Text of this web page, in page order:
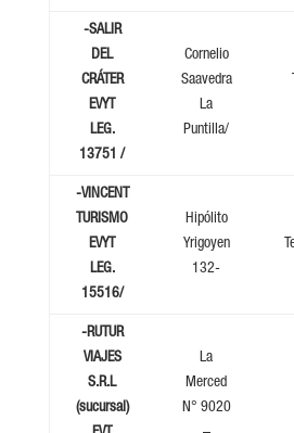
-SALIR
DEL
CRÁTER
EVYT
LEG.
13751 /
Cornelio
Saavedra
La
Puntilla/
-VINCENT
TURISMO
EVYT
LEG.
15516/
Hipólito
Yrigoyen
132-
-RUTUR
VIAJES
S.R.L
(sucursal)
La
Merced
N° 9020